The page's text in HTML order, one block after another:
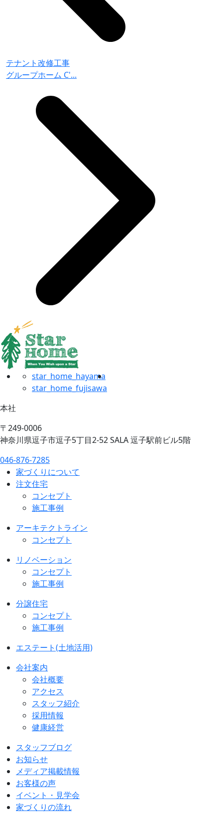
テナント改修工事
グループホーム C'...
star_home_hayama
star_home_fujisawa
本社
〒249-0006
神奈川県逗子市逗子5丁目2-52 SALA 逗子駅前ビル5階
046-876-7285
家づくりについて
注文住宅
コンセプト
施工事例
アーキテクトライン
コンセプト
リノベーション
コンセプト
施工事例
分譲住宅
コンセプト
施工事例
エステート(土地活用)
会社案内
会社概要
アクセス
スタッフ紹介
採用情報
健康経営
スタッフブログ
お知らせ
メディア掲載情報
お客様の声
イベント・見学会
家づくりの流れ